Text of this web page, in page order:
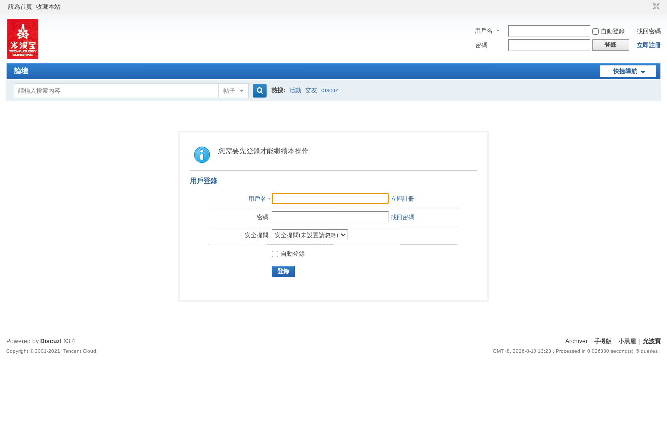
設為首頁 收藏本站
用戶名 自動登錄
找回密碼
密碼
登錄 立即註冊
快捷導航
論壇
帖子
索
熱搜: 活動 交友 discuz
您需要先登錄才能繼續本操作
用戶登錄
用戶名 立即註冊
密碼: 找回密碼
安全提問:
自動登錄
登錄
Archiver 手機版 小黑屋 光波寶
GMT+8, 2026-8-10 13:23 , Processed in 0.026330 second(s), 5 queries .
Powered by Discuz! X3.4
Copyright © 2001-2021, Tencent Cloud.